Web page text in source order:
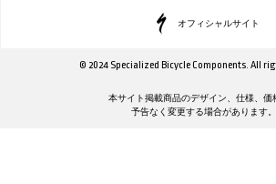
オフィシャルサイト
© 2024 Specialized Bicycle Components. All
本サイト掲載商品のデザイン、仕様、価
予告なく変更する場合があります。